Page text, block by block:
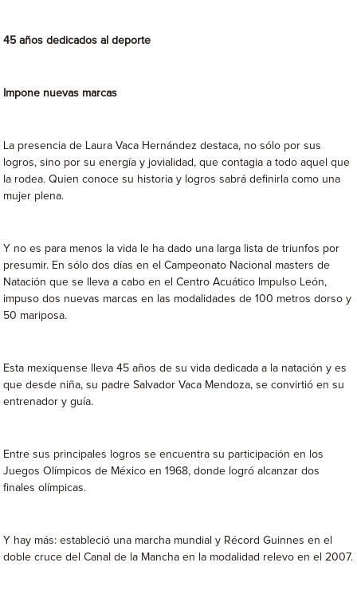
45 años dedicados al deporte
Impone nuevas marcas
La presencia de Laura Vaca Hernández destaca, no sólo por sus
logros, sino por su energía y jovialidad, que contagia a todo aquel que
la rodea. Quien conoce su historia y logros sabrá definirla como una
mujer plena.
Y no es para menos la vida le ha dado una larga lista de triunfos por
presumir. En sólo dos días en el Campeonato Nacional masters de
Natación que se lleva a cabo en el Centro Acuático Impulso León,
impuso dos nuevas marcas en las modalidades de 100 metros dorso y
50 mariposa.
Esta mexiquense lleva 45 años de su vida dedicada a la natación y es
que desde niña, su padre Salvador Vaca Mendoza, se convirtió en su
entrenador y guía.
Entre sus principales logros se encuentra su participación en los
Juegos Olímpicos de México en 1968, donde logró alcanzar dos
finales olímpicas.
Y hay más: estableció una marcha mundial y Récord Guinnes en el
doble cruce del Canal de la Mancha en la modalidad relevo en el 2007.